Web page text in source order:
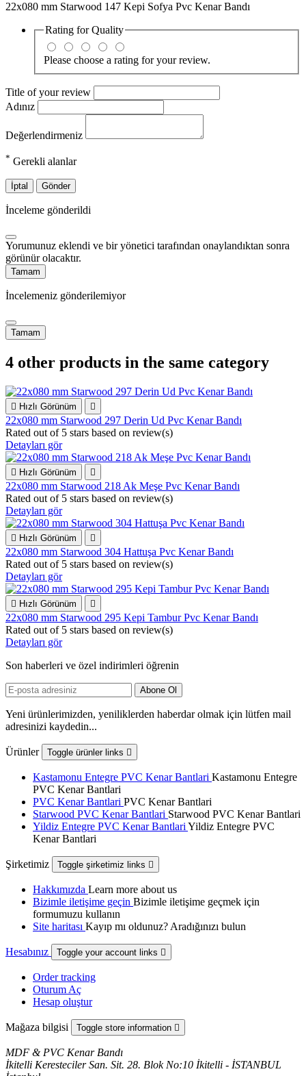
22x080 mm Starwood 147 Kepi Sofya Pvc Kenar Bandı
Rating forQuality
Please choose a rating for your review.
Title of your review
Adınız
Değerlendirmeniz
* Gerekli alanlar
İptal Gönder
İnceleme gönderildi
Yorumunuz eklendi ve bir yönetici tarafından onaylandıktan sonra
görünür olacaktır.
Tamam
İncelemeniz gönderilemiyor
Tamam
4 other products in the same category
 Hızlı Görünüm 
22x080 mm Starwood 297 Derin Ud Pvc Kenar Bandı
Rated out of 5 stars based on review(s)
Detayları gör
 Hızlı Görünüm 
22x080 mm Starwood 218 Ak Meşe Pvc Kenar Bandı
Rated out of 5 stars based on review(s)
Detayları gör
 Hızlı Görünüm 
22x080 mm Starwood 304 Hattuşa Pvc Kenar Bandı
Rated out of 5 stars based on review(s)
Detayları gör
 Hızlı Görünüm 
22x080 mm Starwood 295 Kepi Tambur Pvc Kenar Bandı
Rated out of 5 stars based on review(s)
Detayları gör
Son haberleri ve özel indirimleri öğrenin
Yeni ürünlerimizden, yeniliklerden haberdar olmak için lütfen mail
adresinizi kaydedin...
Ürünler Toggle ürünler links 
Kastamonu Entegre PVC Kenar Bantlari Kastamonu Entegre
PVC Kenar Bantlari
PVC Kenar Bantlari PVC Kenar Bantlari
Starwood PVC Kenar Bantlari Starwood PVC Kenar Bantlari
Yildiz Entegre PVC Kenar Bantlari Yildiz Entegre PVC
Kenar Bantlari
Şirketimiz Toggle şirketimiz links 
Hakkımızda Learn more about us
Bizimle iletişime geçin Bizimle iletişime geçmek için
formumuzu kullanın
Site haritası Kayıp mı oldunuz? Aradığınızı bulun
Hesabınız Toggle your account links 
Order tracking
Oturum Aç
Hesap oluştur
Mağaza bilgisi Toggle store information 
MDF & PVC Kenar Bandı
İkitelli Keresteciler San. Sit. 28. Blok No:10 İkitelli - İSTANBUL